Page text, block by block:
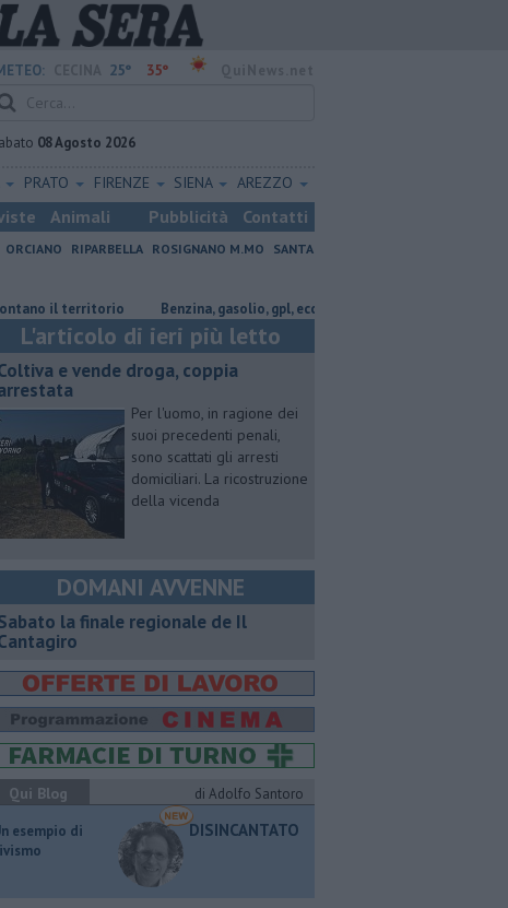
25° 35°
08 Agosto 2026
PRATO FIRENZE SIENA AREZZO
Animali Pubblicità Contatti
ORCIANO RIPARBELLA ROSIGNANO M.MO
SANTA
il territorio ​Benzina, gasolio, gpl, ecco dove risparmiare
L'articolo di ieri più letto
e vende droga, coppia
Per l'uomo, in ragione dei
suoi precedenti penali,
sono scattati gli arresti
domiciliari. La ricostruzione
della vicenda
DOMANI AVVENNE
la finale regionale de Il
Qui Blog
di Adolfo Santoro
esempio di
DISINCANTATO